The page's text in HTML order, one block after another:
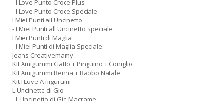
- I Love Punto Croce Plus
- I Love Punto Croce Speciale
I Miei Punti all Uncinetto
- I Miei Punti all Uncinetto Speciale
I Miei Punti di Maglia
- I Miei Punti di Maglia Speciale
Jeans Creativemamy
Kit Amigurumi Gatto + Pinguino + Coniglio
Kit Amigurumi Renna + Babbo Natale
Kit I Love Amigurumi
L Uncinetto di Gio
- L Uncinetto di Gio Macrame